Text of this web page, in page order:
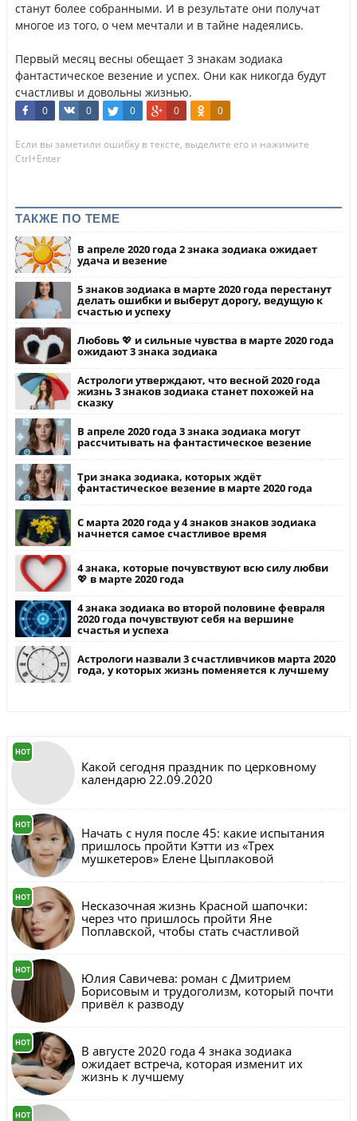
станут более собранными. И в результате они получат
многое из того, о чем мечтали и в тайне надеялись.
Первый месяц весны обещает 3 знакам зодиака
фантастическое везение и успех. Они как никогда будут
счастливы и довольны жизнью.
0 0 0 0 0
Если вы заметили ошибку в тексте, выделите его и нажимите
Ctrl+Enter
ТАКЖЕ ПО ТЕМЕ
В апреле 2020 года 2 знака зодиака ожидает
удача и везение
5 знаков зодиака в марте 2020 года перестанут
делать ошибки и выберут дорогу, ведущую к
счастью и успеху
Любовь 💖 и сильные чувства в марте 2020 года
ожидают 3 знака зодиака
Астрологи утверждают, что весной 2020 года
жизнь 3 знаков зодиака станет похожей на
сказку
В апреле 2020 года 3 знака зодиака могут
рассчитывать на фантастическое везение
Три знака зодиака, которых ждёт
фантастическое везение в марте 2020 года
С марта 2020 года у 4 знаков знаков зодиака
начнется самое счастливое время
4 знака, которые почувствуют всю силу любви
💖 в марте 2020 года
4 знака зодиака во второй половине февраля
2020 года почувствуют себя на вершине
счастья и успеха
Астрологи назвали 3 счастливчиков марта 2020
года, у которых жизнь поменяется к лучшему
HOT
Какой сегодня праздник по церковному
календарю 22.09.2020
HOT
Начать с нуля после 45: какие испытания
пришлось пройти Кэтти из «Трех
мушкетеров» Елене Цыплаковой
HOT
Несказочная жизнь Красной шапочки:
через что пришлось пройти Яне
Поплавской, чтобы стать счастливой
HOT
Юлия Савичева: роман с Дмитрием
Борисовым и трудоголизм, который почти
привёл к разводу
HOT
В августе 2020 года 4 знака зодиака
ожидает встреча, которая изменит их
жизнь к лучшему
HOT